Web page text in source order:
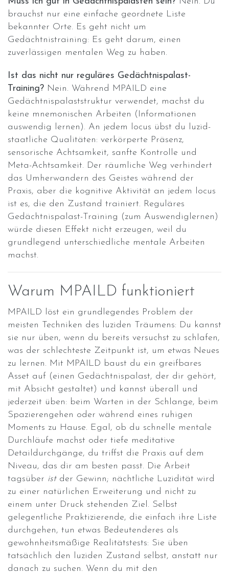
brauchst nur eine einfache geordnete Liste
bekannter Orte. Es geht nicht um
Gedächtnistraining: Es geht darum, einen
zuverlässigen mentalen Weg zu haben.
Ist das nicht nur reguläres Gedächtnispalast-
Training? Nein. Während MPAILD eine
Gedächtnispalaststruktur verwendet, machst du
keine mnemonischen Arbeiten (Informationen
auswendig lernen). An jedem locus übst du luzid-
staatliche Qualitäten: verkörperte Präsenz,
sensorische Achtsamkeit, sanfte Kontrolle und
Meta-Achtsamkeit. Der räumliche Weg verhindert
das Umherwandern des Geistes während der
Praxis, aber die kognitive Aktivität an jedem locus
ist es, die den Zustand trainiert. Reguläres
Gedächtnispalast-Training (zum Auswendiglernen)
würde diesen Effekt nicht erzeugen, weil du
grundlegend unterschiedliche mentale Arbeiten
machst.
Warum MPAILD funktioniert
MPAILD löst ein grundlegendes Problem der
meisten Techniken des luziden Träumens: Du kannst
sie nur üben, wenn du bereits versuchst zu schlafen,
was der schlechteste Zeitpunkt ist, um etwas Neues
zu lernen. Mit MPAILD baust du ein greifbares
Asset auf (einen Gedächtnispalast, der dir gehört,
mit Absicht gestaltet) und kannst überall und
jederzeit üben: beim Warten in der Schlange, beim
Spazierengehen oder während eines ruhigen
Moments zu Hause. Egal, ob du schnelle mentale
Durchläufe machst oder tiefe meditative
Detaildurchgänge, du triffst die Praxis auf dem
Niveau, das dir am besten passt. Die Arbeit
tagsüber istder Gewinn; nächtliche Luzidität wird
zu einer natürlichen Erweiterung und nicht zu
einem unter Druck stehenden Ziel. Selbst
gelegentliche Praktizierende, die einfach ihre Liste
durchgehen, tun etwas Bedeutenderes als
gewohnheitsmäßige Realitätstests: Sie üben
tatsächlich den luziden Zustand selbst, anstatt nur
danach zu suchen. Wenn du mit den